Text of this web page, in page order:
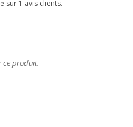
sur 1 avis clients.
ce produit.